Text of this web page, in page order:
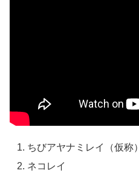
ちびアヤナミレイ（仮称）
ネコレイ